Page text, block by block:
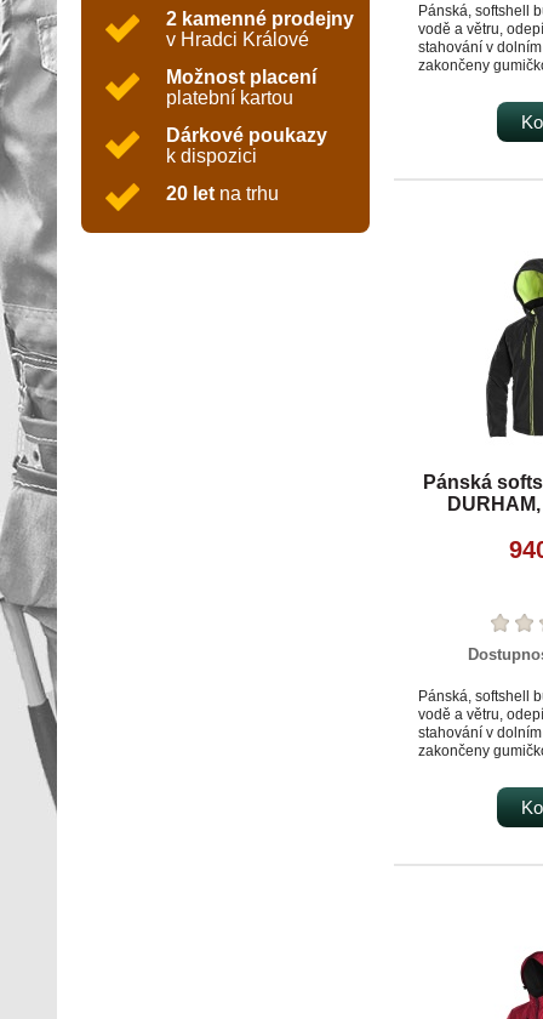
2 kamenné prodejny
v Hradci Králové
Možnost placení
platební kartou
Dárkové poukazy
k dispozici
20 let na trhu
Pánská, softshell
vodě a větru,
stahování v
zakončeny
bundy, TPU
materiálu proti
oblast švů a
Pánská
Pánská, softshell
vodě a větru,
stahování v
zakončeny
bundy, TPU
materiálu proti
oblast švů a